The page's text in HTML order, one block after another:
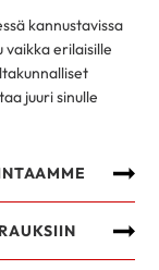
kannustavissa
vaikka erilaisille
juuri sinulle